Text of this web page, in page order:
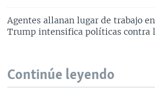
Agentes allanan lugar de trabajo
Trump intensifica políticas contra
Continúe leyendo